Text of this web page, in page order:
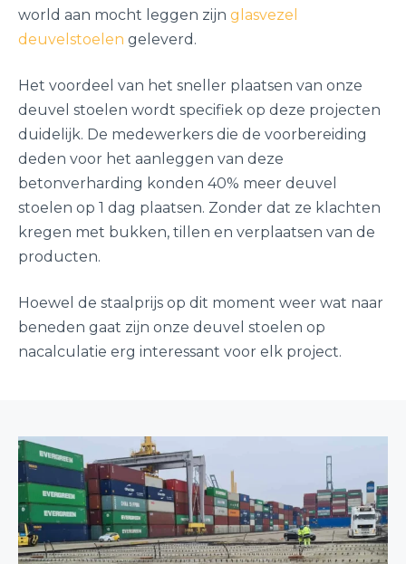
world aan mocht leggen zijn glasvezel
deuvelstoelen geleverd.
Het voordeel van het sneller plaatsen van onze
deuvel stoelen wordt specifiek op deze projecten
duidelijk. De medewerkers die de voorbereiding
deden voor het aanleggen van deze
betonverharding konden 40% meer deuvel
stoelen op 1 dag plaatsen. Zonder dat ze klachten
kregen met bukken, tillen en verplaatsen van de
producten.
Hoewel de staalprijs op dit moment weer wat naar
beneden gaat zijn onze deuvel stoelen op
nacalculatie erg interessant voor elk project.